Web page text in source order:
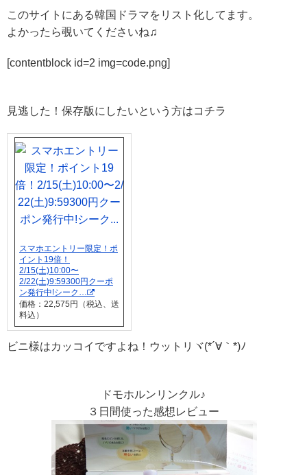
このサイトにある韓国ドラマをリスト化してます。
よかったら覗いてくださいね♫
[contentblock id=2 img=code.png]
見逃した！保存版にしたいという方はコチラ
スマホエントリー限定！ポ
イント19倍！
2/15(土)10:00〜
2/22(土)9:59300円クーポ
ン発行中!シーク…
価格：22,575円（税込、送
料込）
ビニ様はカッコイですよね！ウットリヾ(*´∀｀*)ﾉ
ドモホルンリンクル♪
３日間使った感想レビュー